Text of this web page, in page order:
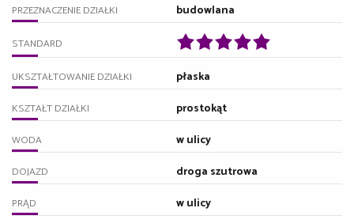
PRZEZNACZENIE DZIAŁKI budowlana
STANDARD
UKSZTAŁTOWANIE DZIAŁKI płaska
KSZTAŁT DZIAŁKI prostokąt
WODA w ulicy
DOJAZD droga szutrowa
PRĄD w ulicy